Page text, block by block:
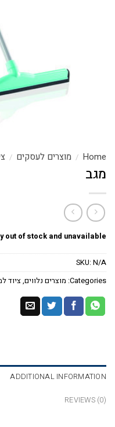
Home
/ מוצרים לעסקים /
מגב
of stock and unavailable.
SKU:N/A
Categories: מוצרים נלווים, ציוד
ADDITIONAL INFORMATION
REVIEWS (0)